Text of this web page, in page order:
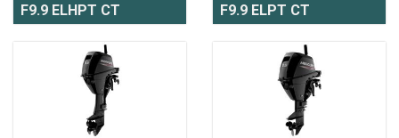
F9.9 ELHPT CT F9.9 ELPT CT